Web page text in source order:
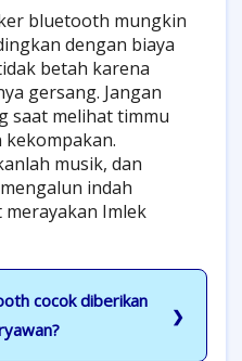
bluetooth mungkin
dengan biaya
betah karena
gersang. Jangan
saat melihat timmu
musik, dan
indah
merayakan Imlek
cocok diberikan